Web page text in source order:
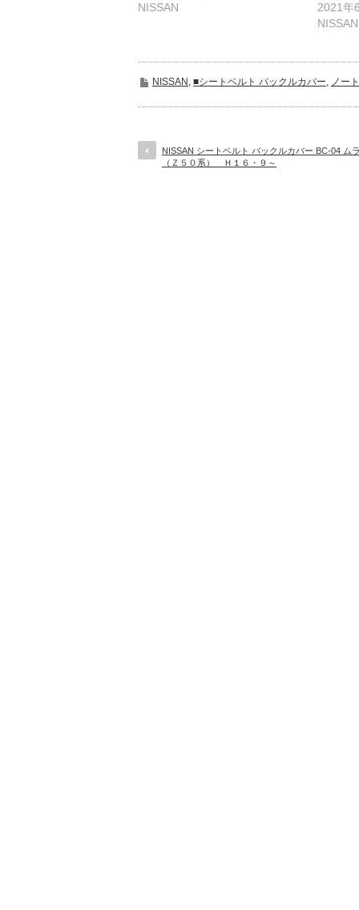
NISSAN
2021年
NISSAN
NISSAN , ■シートベルト バックルカバー, ノート
NISSAN シートベルト バックルカバー BC-04 ム
（Ｚ５０系） Ｈ１６・９～